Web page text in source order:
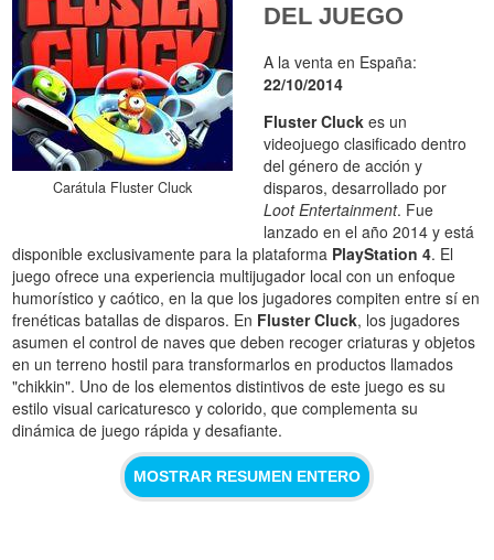
Carátula Fluster Cluck
DEL JUEGO
A la venta en España:
22/10/2014
Fluster Cluck es un
videojuego clasificado dentro
del género de acción y
disparos, desarrollado por
Loot Entertainment. Fue
lanzado en el año 2014 y está
disponible exclusivamente para la plataforma PlayStation 4. El
juego ofrece una experiencia multijugador local con un enfoque
humorístico y caótico, en la que los jugadores compiten entre sí en
frenéticas batallas de disparos. En Fluster Cluck, los jugadores
asumen el control de naves que deben recoger criaturas y objetos
en un terreno hostil para transformarlos en productos llamados
"chikkin". Uno de los elementos distintivos de este juego es su
estilo visual caricaturesco y colorido, que complementa su
dinámica de juego rápida y desafiante.
MOSTRAR RESUMEN ENTERO